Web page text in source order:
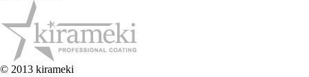
© 2013 kirameki